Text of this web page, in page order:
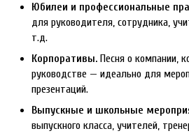
Юбилеи и профессиональные
для руководителя, сотрудника,
т.д.
Корпоративы. Песня о компании,
руководстве — идеально для
презентаций.
Выпускные и школьные
выпускного класса, учителей,